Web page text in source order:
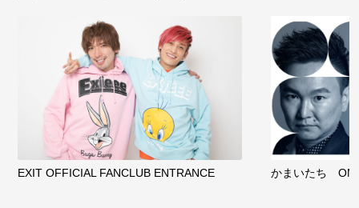
EXIT OFFICIAL FANCLUB ENTRANCE かまいたち